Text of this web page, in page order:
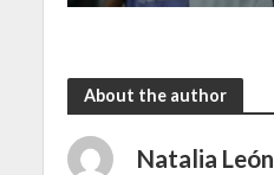
About the author
Natalia León